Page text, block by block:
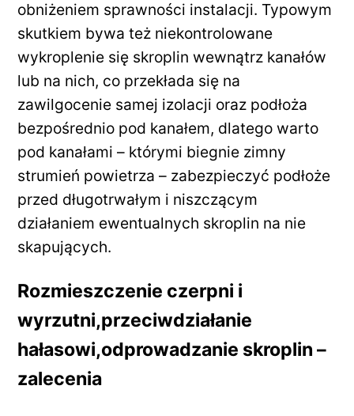
obniżeniem sprawności instalacji. Typowym
skutkiem bywa też niekontrolowane
wykroplenie się skroplin wewnątrz kanałów
lub na nich, co przekłada się na
zawilgocenie samej izolacji oraz podłoża
bezpośrednio pod kanałem, dlatego warto
pod kanałami – którymi biegnie zimny
strumień powietrza – zabezpieczyć podłoże
przed długotrwałym i niszczącym
działaniem ewentualnych skroplin na nie
skapujących.
Rozmieszczenie czerpni i
wyrzutni,przeciwdziałanie
hałasowi,odprowadzanie skroplin –
zalecenia